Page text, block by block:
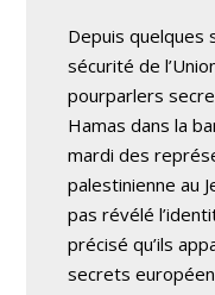
Depuis quelques
sécurité de
pourparlers
Hamas dans la
mardi des
palestinienne au
pas révélé
précisé qu’ils
secrets